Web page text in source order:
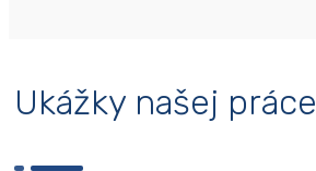
Ukážky našej práce